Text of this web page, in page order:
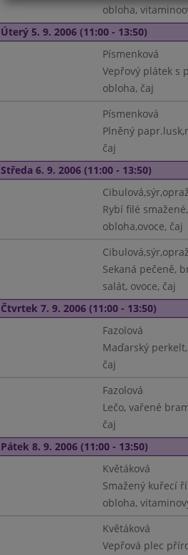
obloha,
Úterý 5. 9. 2006 (11:00 - 13:50)
Písmenková
Vepřový plátek s
obloha, čaj
Písmenková
Plněný
čaj
Středa 6. 9. 2006 (11:00 - 13:50)
Rybí filé
obloha,ovoce, čaj
Sekaná pečeně,
salát, ovoce, čaj
Čtvrtek 7. 9. 2006 (11:00 - 13:50)
Fazolová
Maďarský
čaj
Fazolová
Lečo, vařené
čaj
Pátek 8. 9. 2006 (11:00 - 13:50)
Květáková
Smažený kuřecí
obloha,
Květáková
Vepřová plec